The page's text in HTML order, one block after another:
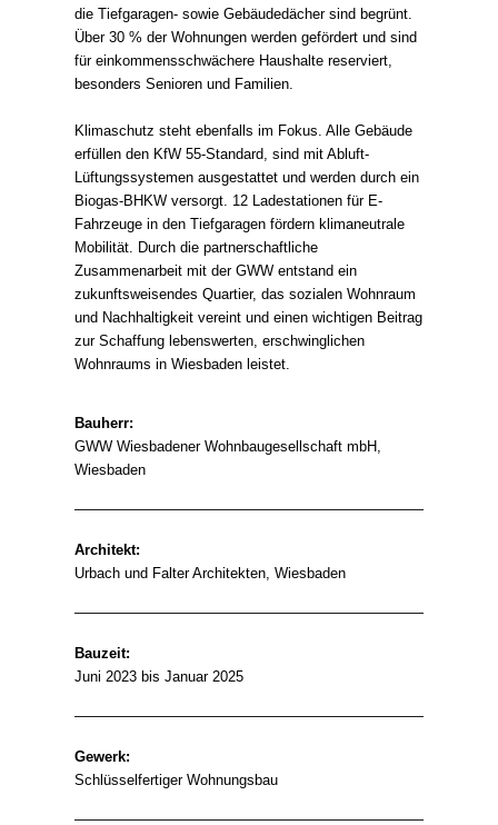
die Tiefgaragen- sowie Gebäudedächer sind begrünt.
Über 30 % der Wohnungen werden gefördert und sind
für einkommensschwächere Haushalte reserviert,
besonders Senioren und Familien.
Klimaschutz steht ebenfalls im Fokus. Alle Gebäude
erfüllen den KfW 55-Standard, sind mit Abluft-
Lüftungssystemen ausgestattet und werden durch ein
Biogas-BHKW versorgt. 12 Ladestationen für E-
Fahrzeuge in den Tiefgaragen fördern klimaneutrale
Mobilität. Durch die partnerschaftliche
Zusammenarbeit mit der GWW entstand ein
zukunftsweisendes Quartier, das sozialen Wohnraum
und Nachhaltigkeit vereint und einen wichtigen Beitrag
zur Schaffung lebenswerten, erschwinglichen
Wohnraums in Wiesbaden leistet.
Bauherr:
GWW Wiesbadener Wohnbaugesellschaft mbH,
Wiesbaden
Architekt:
Urbach und Falter Architekten, Wiesbaden
Bauzeit:
Juni 2023 bis Januar 2025
Gewerk:
Schlüsselfertiger Wohnungsbau